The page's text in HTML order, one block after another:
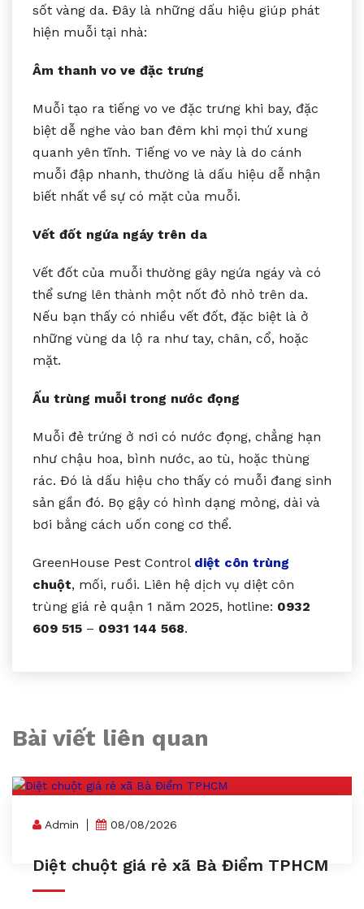
sốt vàng da. Đây là những dấu hiệu giúp phát
hiện muỗi tại nhà:
Âm thanh vo ve đặc trưng
Muỗi tạo ra tiếng vo ve đặc trưng khi bay, đặc
biệt dễ nghe vào ban đêm khi mọi thứ xung
quanh yên tĩnh. Tiếng vo ve này là do cánh
muỗi đập nhanh, thường là dấu hiệu dễ nhận
biết nhất về sự có mặt của muỗi.
Vết đốt ngứa ngáy trên da
Vết đốt của muỗi thường gây ngứa ngáy và có
thể sưng lên thành một nốt đỏ nhỏ trên da.
Nếu bạn thấy có nhiều vết đốt, đặc biệt là ở
những vùng da lộ ra như tay, chân, cổ, hoặc
mặt.
Ấu trùng muỗi trong nước đọng
Muỗi đẻ trứng ở nơi có nước đọng, chẳng hạn
như chậu hoa, bình nước, ao tù, hoặc thùng
rác. Đó là dấu hiệu cho thấy có muỗi đang sinh
sản gần đó. Bọ gậy có hình dạng mỏng, dài và
bơi bằng cách uốn cong cơ thể.
GreenHouse Pest Control diệt côn trùng
chuột, mối, ruồi. Liên hệ dịch vụ diệt côn
trùng giá rẻ quận 1 năm 2025, hotline: 0932
609 515 – 0931 144 568.
Bài viết liên quan
Admin 08/08/2026
Diệt chuột giá rẻ xã Bà Điểm TPHCM